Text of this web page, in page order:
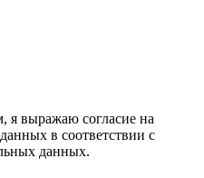
я выражаю согласие на
в соответствии с
данных.